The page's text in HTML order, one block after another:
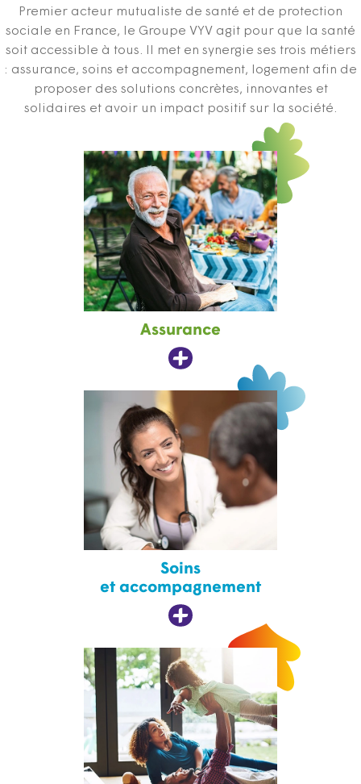
Premier acteur mutualiste de santé et de protection
sociale en France, le Groupe VYV agit pour que la santé
soit accessible à tous. Il met en synergie ses trois métiers
: assurance, soins et accompagnement, logement afin de
proposer des solutions concrètes, innovantes et
solidaires et avoir un impact positif sur la société.
Assurance
Soins
et accompagnement